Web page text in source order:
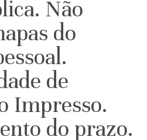
Não
do
de
Impresso.
do prazo.